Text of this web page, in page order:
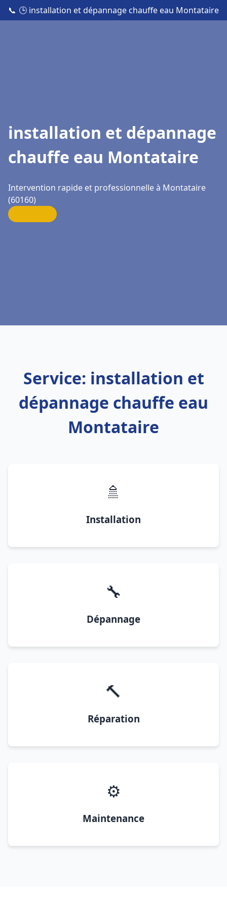
📞 🕒 installation et dépannage chauffe eau Montataire
installation et dépannage
chauffe eau Montataire
Intervention rapide et professionnelle à Montataire
(60160)
Service: installation et
dépannage chauffe eau
Montataire
🚿
Installation
🔧
Dépannage
🔨
Réparation
⚙️
Maintenance